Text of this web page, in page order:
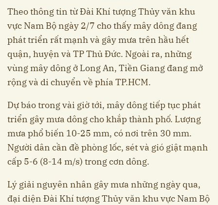
Theo thông tin từ Đài Khí tượng Thủy văn khu
vực Nam Bộ ngày 2/7 cho thấy mây dông đang
phát triển rất mạnh và gây mưa trên hầu hết
quận, huyện và TP Thủ Đức. Ngoài ra, những
vùng mây dông ở Long An, Tiền Giang đang mở
rộng và di chuyển về phía TP.HCM.
Dự báo trong vài giờ tới, mây dông tiếp tục phát
triển gây mưa dông cho khắp thành phố. Lượng
mưa phổ biến 10-25 mm, có nơi trên 30 mm.
Người dân cần đề phòng lốc, sét và gió giật mạnh
cấp 5-6 (8-14 m/s) trong cơn dông.
Lý giải nguyên nhân gây mưa những ngày qua,
đại diện Đài Khí tượng Thủy văn khu vực Nam Bộ